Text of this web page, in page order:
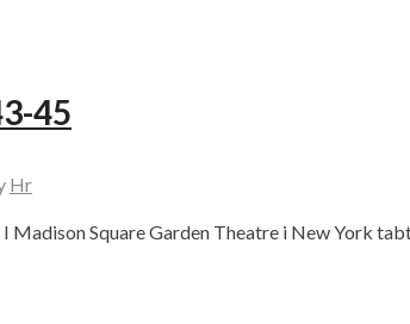
45
Hr
I Madison Square Garden Theatre i New York